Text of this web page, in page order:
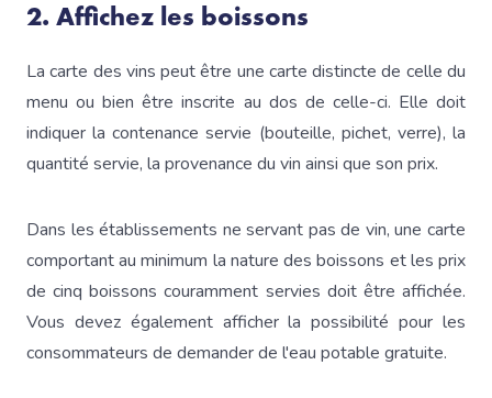
2. Affichez les boissons
La carte des vins peut être une carte distincte de celle du
menu ou bien être inscrite au dos de celle-ci. Elle doit
indiquer la contenance servie (bouteille, pichet, verre), la
quantité servie, la provenance du vin ainsi que son prix.
Dans les établissements ne servant pas de vin, une carte
comportant au minimum la nature des boissons et les prix
de cinq boissons couramment servies doit être affichée.
Vous devez également afficher la possibilité pour les
consommateurs de demander de l'eau potable gratuite.